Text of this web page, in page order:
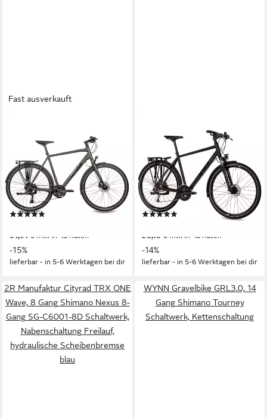
Fast ausverkauft
Trekkingrad Herren City XXL
Fahrrad 28 Zoll Trekking
Fahrrad TR.2880-CUES
56 cm Rahmenhöhe
20 Gänge
150 kg Zul. Gesamtgewicht
31,91 € mtl. in 48 Raten
-15%
lieferbar - in 5-6 Werktagen bei dir
Trekkingrad Herren Trekking
Fahrrad 28 Zoll Trekkingrad
TR.2855
56 cm Rahmenhöhe
27 Gänge
120 kg Zul. Gesamtgewicht
26,10 € mtl. in 48 Raten
-14%
lieferbar - in 5-6 Werktagen bei dir
2R Manufaktur Cityrad TRX ONE
Wave, 8 Gang Shimano Nexus 8-
Gang SG-C6001-8D Schaltwerk,
Nabenschaltung Freilauf,
hydraulische Scheibenbremse
blau
WYNN Gravelbike GRL3.0, 14
Gang Shimano Tourney
Schaltwerk, Kettenschaltung